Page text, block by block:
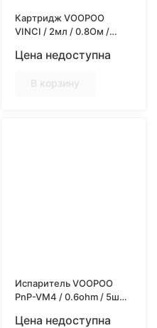
Картридж VOOPOO
VINCI / 2мл / 0.8Ом /
Цена недоступна
В корзину
Испаритель VOOPOO
PnP-VM4 / 0.6ohm / 5шт/
Цена недоступна